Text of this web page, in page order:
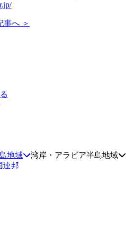
事へ ＞
地域
湾岸・アラビア半島地域
連邦